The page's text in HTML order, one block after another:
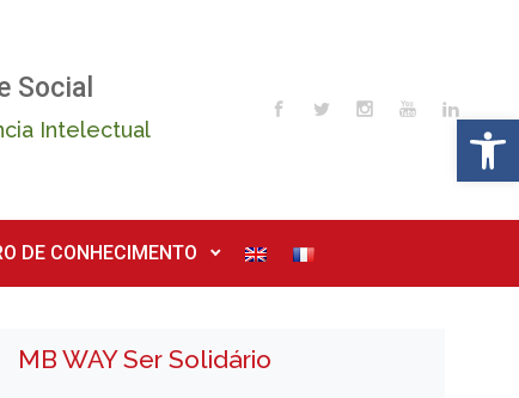
Social
Intelectual
DE CONHECIMENTO
MB WAY Ser Solidário